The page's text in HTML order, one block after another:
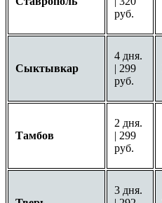
руб.
Сыктывкар
4 дня.
| 299
руб.
Тамбов
2 дня.
| 299
руб.
3 дня.